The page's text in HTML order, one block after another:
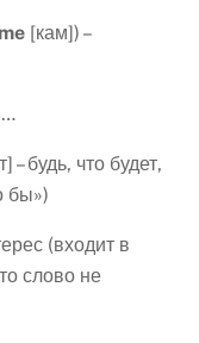
[кам]) –
– будь, что будет,
бы»)
(входит в
слово не